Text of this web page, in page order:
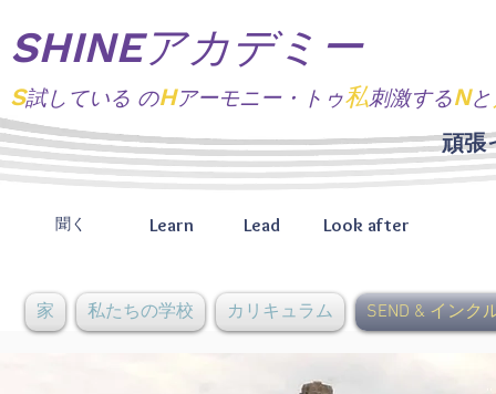
SHINEアカデミー
S試している のHアーモニー・トゥ私刺激するNと
聞く Learn Lead Look after
頑張
家 私たちの学校 カリキュラム SEND & インク